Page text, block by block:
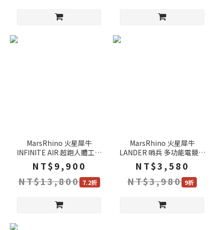
MarsRhino 火星犀牛
INFINITE AIR 超跑人體工學
椅 透氣高彈力網布 鋁合金烤
漆 3D可調腰靠 電腦椅 辦公
椅 賽車椅
NT$9,900
NT$13,800 7.2折
MarsRhino 火星犀牛
LANDER 哨兵 多功能電競凳
獨創紓壓 強化框架 3D可調腰
靠 椅凳 腳凳
NT$3,580
NT$3,980 9折